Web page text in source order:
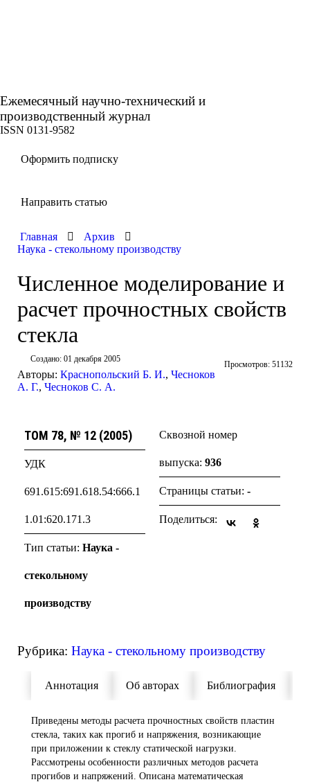
Ежемесячный научно-технический и
производственный журнал
ISSN 0131-9582
Оформить подписку
Направить статью
Главная
Архив
Наука - стекольному производству
Численное моделирование и
расчет прочностных свойств
стекла
Создано: 01 декабря 2005
Просмотров: 51132
Авторы: Краснопольский Б. И., Чесноков
А. Г., Чесноков С. А.
ТОМ 78, № 12 (2005)
УДК
691.615:691.618.54:666.1
1.01:620.171.3
Тип статьи: Наука -
стекольному
производству
Сквозной номер
выпуска: 936
Страницы статьи: -
Поделиться:
Рубрика: Наука - стекольному производству
Аннотация Об авторах Библиография
Приведены методы расчета прочностных свойств пластин
стекла, таких как прогиб и напряжения, возникающие
при приложении к стеклу статической нагрузки.
Рассмотрены особенности различных методов расчета
прогибов и напряжений. Описана математическая